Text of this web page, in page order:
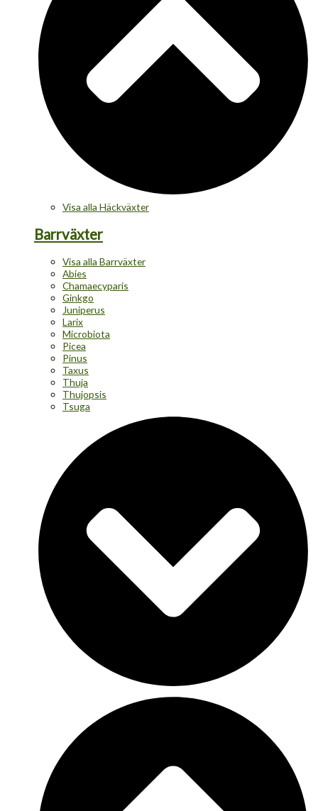
Visa alla Häckväxter
Barrväxter
Visa alla Barrväxter
Abies
Chamaecyparis
Ginkgo
Juniperus
Larix
Microbiota
Picea
Pinus
Taxus
Thuja
Thujopsis
Tsuga